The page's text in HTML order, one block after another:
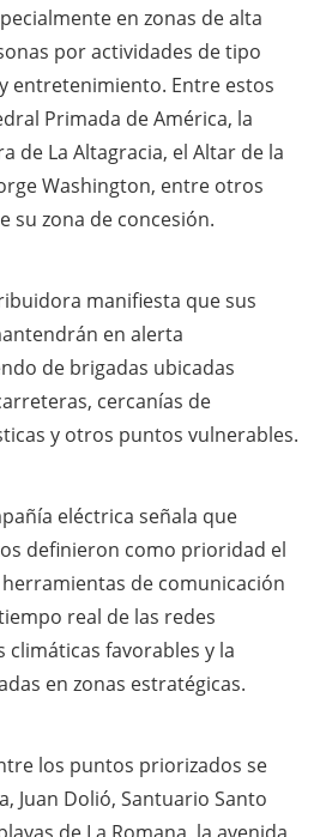
en zonas de alta
por actividades de tipo
entretenimiento. Entre estos
Primada de América, la
de La Altagracia, el Altar de la
Washington, entre otros
su zona de concesión.
manifiesta que sus
en alerta
de brigadas ubicadas
cercanías de
y otros puntos vulnerables.
eléctrica señala que
definieron como prioridad el
de comunicación
real de las redes
climáticas favorables y la
en zonas estratégicas.
los puntos priorizados se
Juan Dolió, Santuario Santo